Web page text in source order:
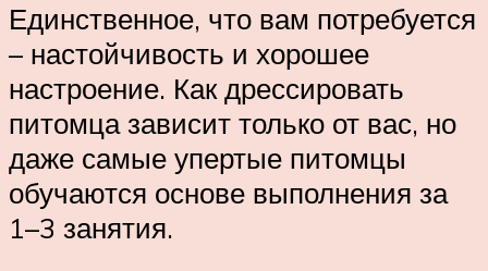
Единственное, что вам потребуется
– настойчивость и хорошее
настроение. Как дрессировать
питомца зависит только от вас, но
даже самые упертые питомцы
обучаются основе выполнения за
1–3 занятия.